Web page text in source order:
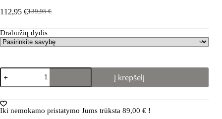
139,95€
Pradinė
buvo:
139,95 €.
112,95 €Dabartinė
yra:
112,95 €.
Drabužių dydis
produkto
kiekis:
REIMA
5100131B
kombinezonas
Į krepšelį
Iki nemokamo pristatymo Jums trūksta 89,00 € !